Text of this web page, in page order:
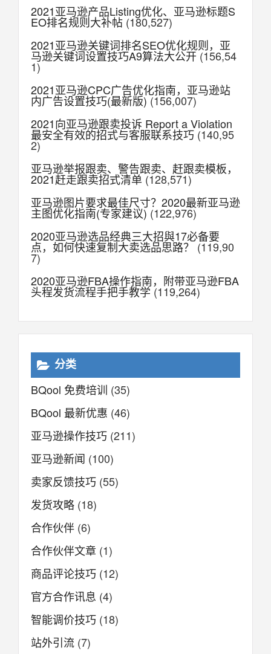
2021亚马逊产品Listing优化、亚马逊标题S
EO排名规则大补帖 (180,527)
2021亚马逊关键词排名SEO优化规则，亚
马逊关键词设置技巧A9算法大公开(156,54
1)
2021亚马逊CPC广告优化指南，亚马逊站
内广告设置技巧(最新版)(156,007)
2021向亚马逊跟卖投诉 Report a Violation
最安全有效的招式与客服联系技巧 (140,95
2)
亚马逊举报跟卖、警告跟卖、赶跟卖模板，
2021赶走跟卖招式清单(128,571)
亚马逊图片要求最佳尺寸？2020最新亚马逊
主图优化指南(专家建议) (122,976)
2020亚马逊选品经典三大招與17必备要
点，如何快速复制大卖选品思路？ (119,90
7)
2020亚马逊FBA操作指南，附带亚马逊FBA
头程发货流程手把手教学(119,264)
分类
BQool 免费培训 (35)
BQool 最新优惠 (46)
亚马逊操作技巧 (211)
亚马逊新闻 (100)
卖家反馈技巧 (55)
发货攻略 (18)
合作伙伴 (6)
合作伙伴文章 (1)
商品评论技巧 (12)
官方合作讯息 (4)
智能调价技巧 (18)
站外引流 (7)